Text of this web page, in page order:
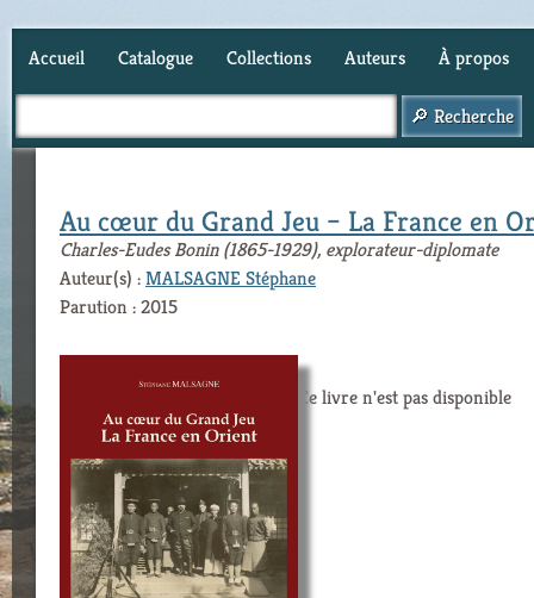
Accueil Catalogue Collections Auteurs À propos
Au cœur du Grand Jeu – La France en
Charles-Eudes Bonin (1865-1929), explorateur-diplomate
Auteur(s) :MALSAGNE Stéphane
Parution : 2015
Ce livre n'est pas disponible